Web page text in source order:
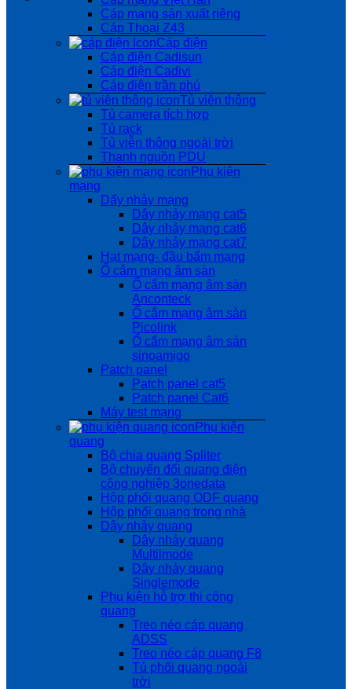
Cáp mạng sản xuất riêng
Cáp Thoại Z43
Cáp điện
Cáp điện Cadisun
Cáp điện Cadivi
Cáp điện trần phú
Tủ viễn thông
Tủ camera tích hợp
Tủ rack
Tủ viễn thông ngoài trời
Thanh nguồn PDU
Phụ kiện
mạng
Dẩy nhảy mạng
Dây nhảy mạng cat5
Dây nhảy mạng cat6
Dây nhảy mạng cat7
Hạt mạng- đầu bấm mạng
Ổ cắm mạng âm sàn
Ổ cắm mạng âm sàn
Anconteck
Ổ cắm mạng âm sàn
Picolink
Ổ cắm mạng âm sàn
sinoamigo
Patch panel
Patch panel cat5
Patch panel Cat6
Máy test mạng
Phụ kiện
quang
Bộ chia quang Spliter
Bộ chuyển đổi quang điện
công nghiệp 3onedata
Hộp phối quang ODF quang
Hộp phối quang trong nhà
Dây nhảy quang
Dây nhảy quang
Multilmode
Dây nhảy quang
Singlemode
Phụ kiện hỗ trợ thi công
quang
Treo néo cáp quang
ADSS
Treo néo cáp quang F8
Tủ phối quang ngoài
trời